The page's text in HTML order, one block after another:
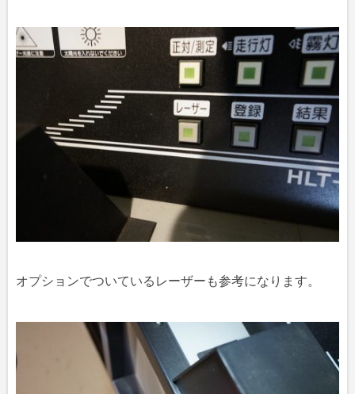
オプションでついているレーザーも参考になります。